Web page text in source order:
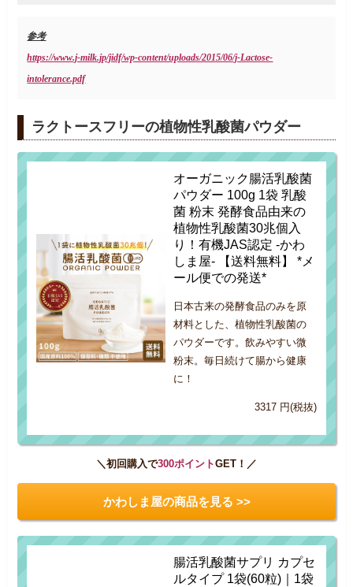
参考
https://www.j-milk.jp/jidf/wp-content/uploads/2015/06/j-Lactose-
intolerance.pdf
ラクトースフリーの植物性乳酸菌パウダー
オーガニック腸活乳酸菌
パウダー 100g 1袋 乳酸
菌 粉末 発酵食品由来の
植物性乳酸菌30兆個入
り！有機JAS認定 -かわ
しま屋- 【送料無料】 *メ
ール便での発送*
日本古来の発酵食品のみを原
材料とした、植物性乳酸菌の
パウダーです。飲みやすい微
粉末。毎日続けて腸から健康
に！
3317 円(税抜)
＼初回購入で300ポイントGET！／
かわしま屋の商品を見る >>
腸活乳酸菌サプリ カプセ
ルタイプ 1袋(60粒)｜1袋